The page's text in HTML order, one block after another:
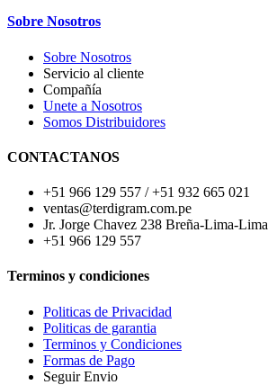
Sobre Nosotros
Sobre Nosotros
Servicio al cliente
Compañía
Unete a Nosotros
Somos Distribuidores
CONTACTANOS
+51 966 129 557 / +51 932 665 021
ventas@terdigram.com.pe
Jr. Jorge Chavez 238 Breña-Lima-Lima
+51 966 129 557
Terminos y condiciones
Politicas de Privacidad
Politicas de garantia
Terminos y Condiciones
Formas de Pago
Seguir Envio